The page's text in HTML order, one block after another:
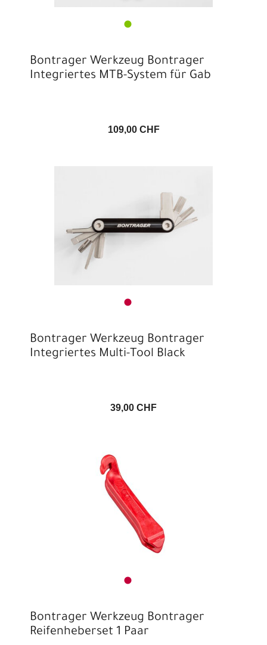
Bontrager Werkzeug Bontrager
Integriertes MTB-System für Gab
109,00 CHF
Bontrager Werkzeug Bontrager
Integriertes Multi-Tool Black
39,00 CHF
Bontrager Werkzeug Bontrager
Reifenheberset 1 Paar